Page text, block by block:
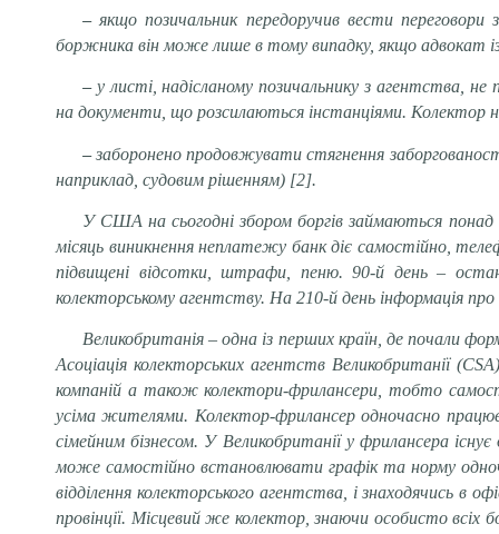
–якщо позичальник передоручив вести
боржника він може лише в тому випадку, якщо адвокат із
– у листі, надісланому позичальнику з агентства,
на документи, що розсилаються інстанціями. Колектор
–заборонено продовжувати стягнення
наприклад, судовим рішенням) [2].
У США на сьогодні збором боргів займаються
місяць виникнення неплатежу банк діє самостійно,
підвищені відсотки, штрафи, пеню. 90-й день –
колекторському агентству. На 210-й день інформація
Великобританія – одна із перших країн, де почали
Асоціація колекторських агентств Великобританії
компаній а також колектори-фрилансери, тобто
усіма жителями. Колектор-фрилансер одночасно
сімейним бізнесом. У Великобританії у фрилансера
може самостійно встановлювати графік та норму
відділення колекторського агентства, і знаходячись
провінції. Місцевий же колектор, знаючи особисто всіх